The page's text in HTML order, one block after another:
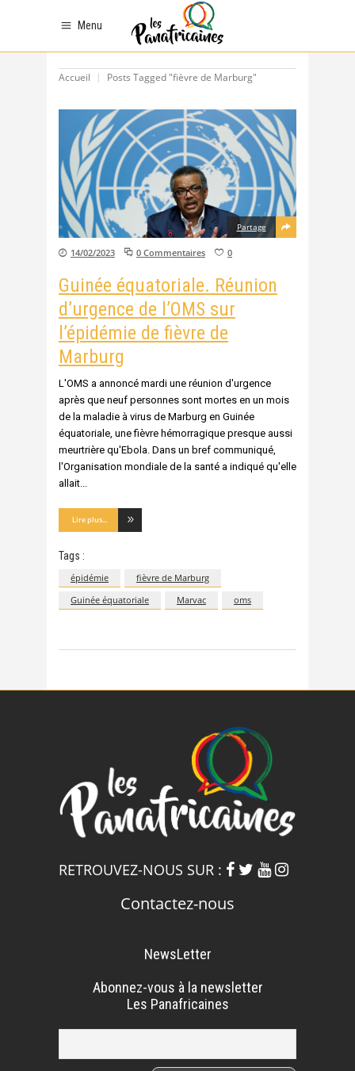
Menu
Accueil Posts Tagged "fièvre de Marburg"
Partage
14/02/2023 0 Commentaires 0
Guinée équatoriale. Réunion
d’urgence de l’OMS sur
l’épidémie de fièvre de
Marburg
L'OMS a annoncé mardi une réunion d'urgence
après que neuf personnes sont mortes en un mois
de la maladie à virus de Marburg en Guinée
équatoriale, une fièvre hémorragique presque aussi
meurtrière qu'Ebola. Dans un bref communiqué,
l'Organisation mondiale de la santé a indiqué qu'elle
allait
Lire plus...
Tags :
épidémie
fièvre de Marburg
Guinée équatoriale
Marvac oms
RETROUVEZ-NOUS SUR :
Contactez-nous
NewsLetter
Abonnez-vous à la newsletter
Les Panafricaines